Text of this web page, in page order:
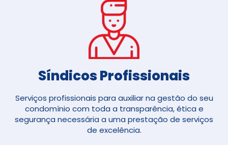
Síndicos Profissionais
Serviços profissionais para auxiliar na gestão do seu
condomínio com toda a transparência, ética e
segurança necessária a uma prestação de serviços
de excelência.